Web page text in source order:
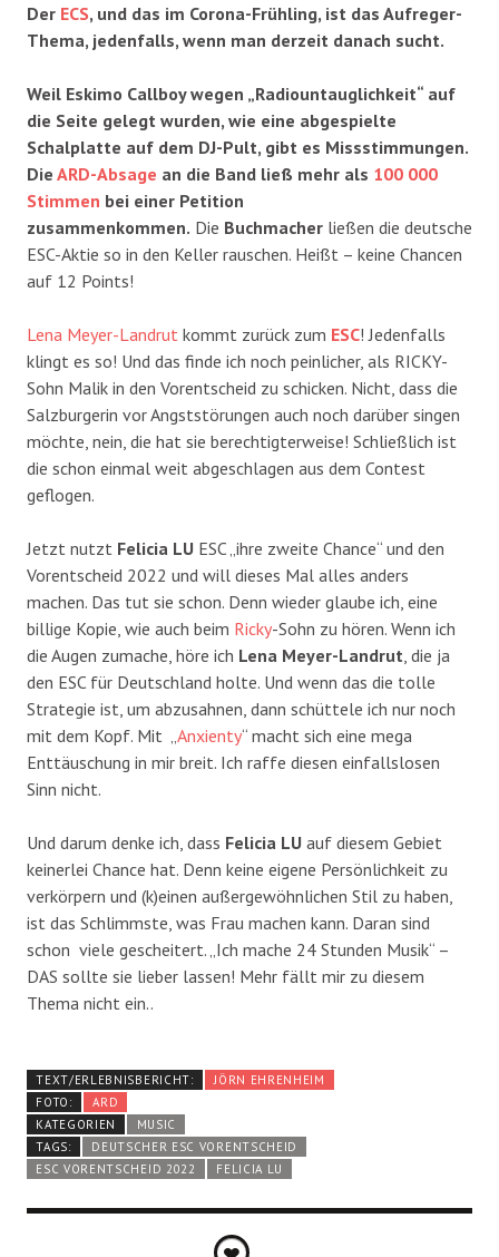
Der ECS, und das im Corona-Frühling, ist das Aufreger-
Thema, jedenfalls, wenn man derzeit danach sucht.
Weil Eskimo Callboy wegen „Radiountauglichkeit“ auf
die Seite gelegt wurden, wie eine abgespielte
Schalplatte auf dem DJ-Pult, gibt es Missstimmungen.
Die ARD-Absage an die Band ließ mehr als 100 000
Stimmen bei einer Petition
zusammenkommen. Die Buchmacher ließen die deutsche
ESC-Aktie so in den Keller rauschen. Heißt – keine Chancen
auf 12 Points!
Lena Meyer-Landrut kommt zurück zum ESC! Jedenfalls
klingt es so! Und das finde ich noch peinlicher, als RICKY-
Sohn Malik in den Vorentscheid zu schicken. Nicht, dass die
Salzburgerin vor Angststörungen auch noch darüber singen
möchte, nein, die hat sie berechtigterweise! Schließlich ist
die schon einmal weit abgeschlagen aus dem Contest
geflogen.
Jetzt nutzt Felicia LU ESC „ihre zweite Chance“ und den
Vorentscheid 2022 und will dieses Mal alles anders
machen. Das tut sie schon. Denn wieder glaube ich, eine
billige Kopie, wie auch beim Ricky-Sohn zu hören. Wenn ich
die Augen zumache, höre ich Lena Meyer-Landrut, die ja
den ESC für Deutschland holte. Und wenn das die tolle
Strategie ist, um abzusahnen, dann schüttele ich nur noch
mit dem Kopf. Mit „Anxienty“ macht sich eine mega
Enttäuschung in mir breit. Ich raffe diesen einfallslosen
Sinn nicht.
Und darum denke ich, dass Felicia LU auf diesem Gebiet
keinerlei Chance hat. Denn keine eigene Persönlichkeit zu
verkörpern und (k)einen außergewöhnlichen Stil zu haben,
ist das Schlimmste, was Frau machen kann. Daran sind
schon viele gescheitert. „Ich mache 24 Stunden Musik“ –
DAS sollte sie lieber lassen! Mehr fällt mir zu diesem
Thema nicht ein..
TEXT/ERLEBNISBERICHT:
JÖRN EHRENHEIM
FOTO:
ARD
KATEGORIEN
MUSIC
TAGS:
DEUTSCHER ESC VORENTSCHEID
ESC VORENTSCHEID 2022
FELICIA LU